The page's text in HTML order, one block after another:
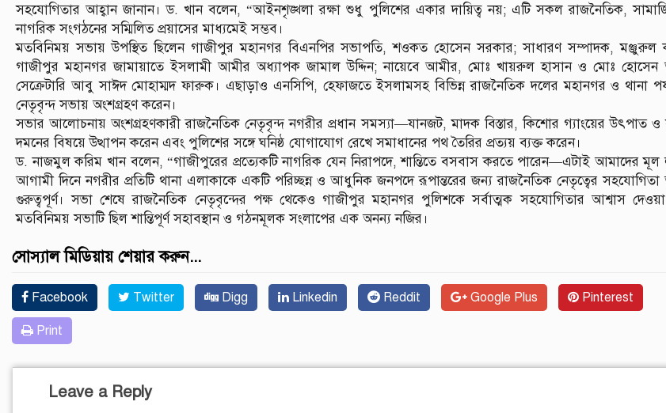
সহযোগিতার আহ্বান জানান। ড. খান বলেন, “আইনশৃঙ্খলা রক্ষা শুধু পুলিশের একার দায়িত্ব নয়; এটি সকল রাজনৈতিক,
নাগরিক সংগঠনের সম্মিলিত প্রয়াসের মাধ্যমেই সম্ভব।
মতবিনিময় সভায় উপস্থিত ছিলেন গাজীপুর মহানগর বিএনপির সভাপতি, শওকত হোসেন সরকার; সাধারণ সম্পাদক, মঞ্জুরুল
গাজীপুর মহানগর জামায়াতে ইসলামী আমীর অধ্যাপক জামাল উদ্দিন; নায়েবে আমীর, মোঃ খায়রুল হাসান ও মোঃ
সেক্রেটারি আবু সাঈদ মোহাম্মদ ফারুক। এছাড়াও এনসিপি, হেফাজতে ইসলামসহ বিভিন্ন রাজনৈতিক দলের মহানগর ও থানা
নেতৃবৃন্দ সভায় অংশগ্রহণ করেন।
সভার আলোচনায় অংশগ্রহণকারী রাজনৈতিক নেতৃবৃন্দ নগরীর প্রধান সমস্যা—যানজট, মাদক বিস্তার, কিশোর গ্যাংয়ের উৎপাত ও
দমনের বিষয়ে উত্থাপন করেন এবং পুলিশের সঙ্গে ঘনিষ্ঠ যোগাযোগ রেখে সমাধানের পথ তৈরির প্রত্যয় ব্যক্ত করেন।
ড. নাজমুল করিম খান বলেন, “গাজীপুরের প্রত্যেকটি নাগরিক যেন নিরাপদে, শান্তিতে বসবাস করতে পারেন—এটাই আমাদের মূল
আগামী দিনে নগরীর প্রতিটি থানা এলাকাকে একটি পরিচ্ছন্ন ও আধুনিক জনপদে রূপান্তরের জন্য রাজনৈতিক নেতৃত্বের সহযোগিতা
গুরুত্বপূর্ণ। সভা শেষে রাজনৈতিক নেতৃবৃন্দের পক্ষ থেকেও গাজীপুর মহানগর পুলিশকে সর্বাত্মক সহযোগিতার আশ্বাস
মতবিনিময় সভাটি ছিল শান্তিপূর্ণ সহাবস্থান ও গঠনমূলক সংলাপের এক অনন্য নজির।
সোস্যাল মিডিয়ায় শেয়ার করুন...
Facebook Twitter Digg Linkedin Reddit Google Plus Pinterest
Print
Leave a Reply